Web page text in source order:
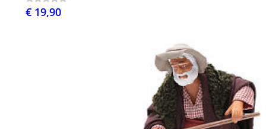
€ 19,90